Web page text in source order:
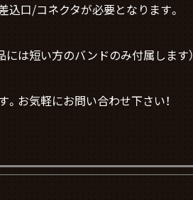
口/コネクタが必要となります。
は短い方のバンドのみ付属します）
お気軽にお問い合わせ下さい！